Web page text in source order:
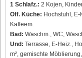
1 Schlafz.: 2 Kojen,
Off. Küche: Hochstuhl, E-
Kaffeem.
Bad: Waschm., WC,
Und: Terrasse, E-Heiz.,
m², gemischte